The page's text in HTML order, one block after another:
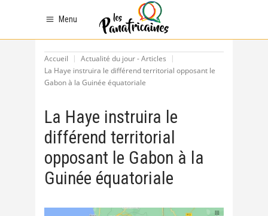
Menu
Accueil
Actualité du jour - Articles
La Haye instruira le différend territorial opposant le
Gabon à la Guinée équatoriale
La Haye instruira le
différend territorial
opposant le Gabon à la
Guinée équatoriale